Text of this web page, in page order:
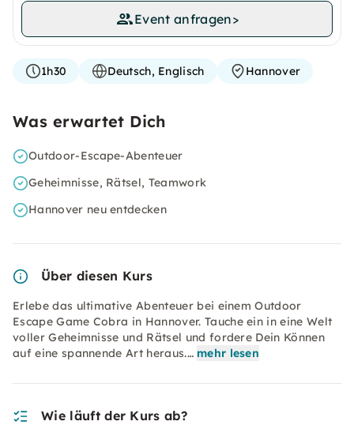
Event anfragen>
1h30 Deutsch, Englisch Hannover
Was erwartet Dich
Outdoor-Escape-Abenteuer
Geheimnisse, Rätsel, Teamwork
Hannover neu entdecken
Über diesen Kurs
Erlebe das ultimative Abenteuer bei einem Outdoor
Escape Game Cobra in Hannover. Tauche ein in eine Welt
voller Geheimnisse und Rätsel und fordere Dein Können
auf eine spannende Art heraus.… mehr lesen
Wie läuft der Kurs ab?